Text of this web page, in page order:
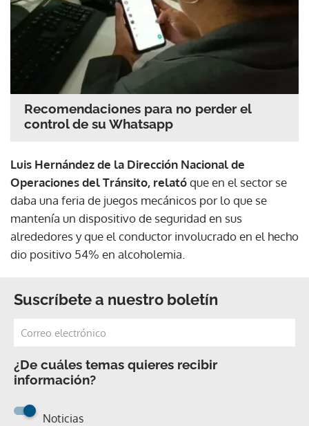
Recomendaciones para no perder el
control de su Whatsapp
Luis Hernández de la Dirección Nacional de
Operaciones del Tránsito, relatóque en el sector se
daba una feria de juegos mecánicos por lo que se
mantenía un dispositivo de seguridad en sus
alrededores y que el conductor involucrado en el hecho
dio positivo 54% en alcoholemia.
Suscríbete a nuestro boletín
¿De cuáles temas quieres recibir
información?
Noticias